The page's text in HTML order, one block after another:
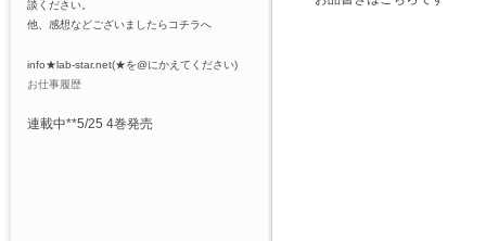
談ください。
他、感想などございましたらコチラへ
info★lab-star.net(★を@にかえてください)
お仕事履歴
連載中**5/25 4巻発売